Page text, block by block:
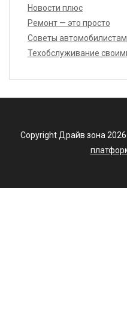
Новости плюс
Ремонт — это просто
Советы автомобилистам
Техобслуживание
Copyright Драйв зона 2026 |